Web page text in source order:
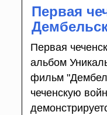
Первая
Первая
альбом
фильм
чеченскую